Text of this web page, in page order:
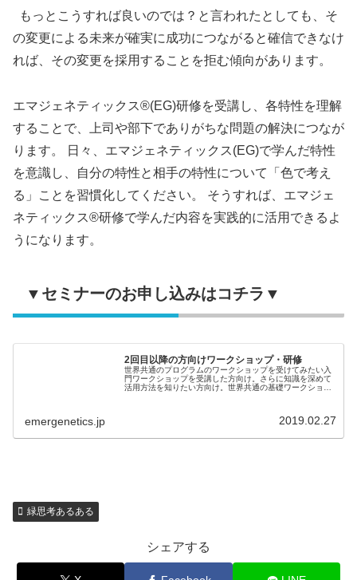
もっとこうすれば良いのでは？と言われたとしても、そ
の変更による未来が確実に成功につながると確信できなけ
れば、その変更を採用することを拒む傾向があります。
エマジェネティックス®(EG)研修を受講し、各特性を理解
することで、上司や部下でありがちな問題の解決につなが
ります。 日々、エマジェネティックス(EG)で学んだ特性
を意識し、自分の特性と相手の特性について「色で考え
る」ことを習慣化してください。 そうすれば、エマジェ
ネティックス®研修で学んだ内容を実践的に活用できるよ
うになります。
▼セミナーのお申し込みはコチラ▼
2回目以降の方向けワークショップ・研修
世界共通のプログラムのワークショップを受けてみたい入
門ワークショップを受講した方向け。さらに知識を深めて
活用方法を知りたい方向け。世界共通の基礎ワークショッ
emergenetics.jp 2019.02.27
緑思考あるある
シェアする